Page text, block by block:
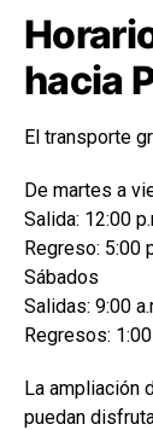
hacia
El transporte
De martes a
Salida: 12:00
Regreso: 5:00
Sábados
Salidas: 9:00
Regresos:
La ampliación
puedan